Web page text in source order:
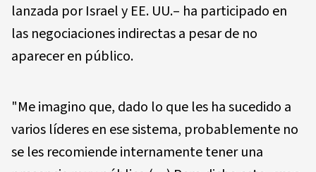
lanzada por Israel y EE. UU.– ha participado en
las negociaciones indirectas a pesar de no
aparecer en público.
"Me imagino que, dado lo que les ha sucedido a
varios líderes en ese sistema, probablemente no
se les recomiende internamente tener una